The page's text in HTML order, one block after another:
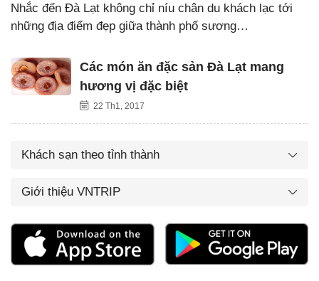
Nhắc đến Đà Lạt không chỉ níu chân du khách lạc tới
những địa điểm đẹp giữa thành phố sương…
Các món ăn đặc sản Đà Lạt mang
hương vị đặc biệt
22 Th1, 2017
Khách sạn theo tỉnh thành
Giới thiệu VNTRIP